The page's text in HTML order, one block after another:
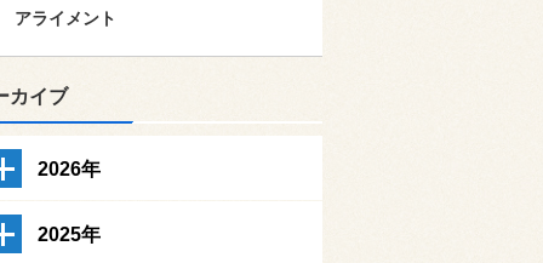
アライメント
カイブ
2026年
2025年